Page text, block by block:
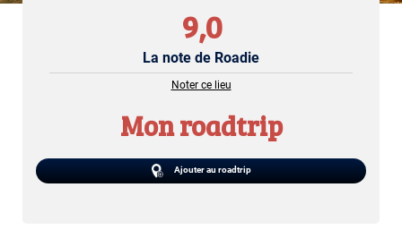
9,0
La note de Roadie
Noter ce lieu
Mon roadtrip
Ajouter au roadtrip